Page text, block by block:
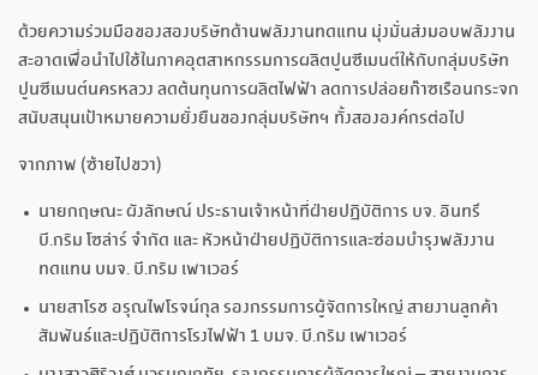
ด้วยความร่วมมือของสองบริษัทด้านพลังงานทดแทน มุ่งมั่นส่งมอบพลังงาน
สะอาดเพื่อนำไปใช้ในภาคอุตสาหกรรมการผลิตปูนซีเมนต์ให้กับกลุ่มบริษัท
ปูนซีเมนต์นครหลวง ลดต้นทุนการผลิตไฟฟ้า ลดการปล่อยก๊าซเรือนกระจก
สนับสนุนเป้าหมายความยั่งยืนของกลุ่มบริษัทฯ ทั้งสององค์กรต่อไป
จากภาพ (ซ้ายไปขวา)
นายกฤษณะ ผังลักษณ์ ประธานเจ้าหน้าที่ฝ่ายปฏิบัติการ บจ. อินทรี
บี.กริม โซล่าร์ จำกัด และ หัวหน้าฝ่ายปฏิบัติการและซ่อมบำรุงพลังงาน
ทดแทน บมจ. บี.กริม เพาเวอร์
นายสาโรช อรุณไพโรจน์กุล รองกรรมการผู้จัดการใหญ่ สายงานลูกค้า
สัมพันธ์และปฏิบัติการโรงไฟฟ้า 1 บมจ. บี.กริม เพาเวอร์